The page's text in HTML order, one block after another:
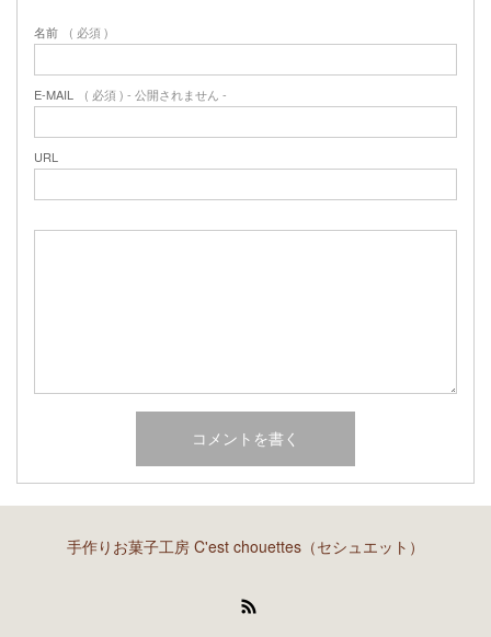
名前 ( 必須 )
E-MAIL ( 必須 ) - 公開されません -
URL
手作りお菓子工房 C'est chouettes（セシュエット）